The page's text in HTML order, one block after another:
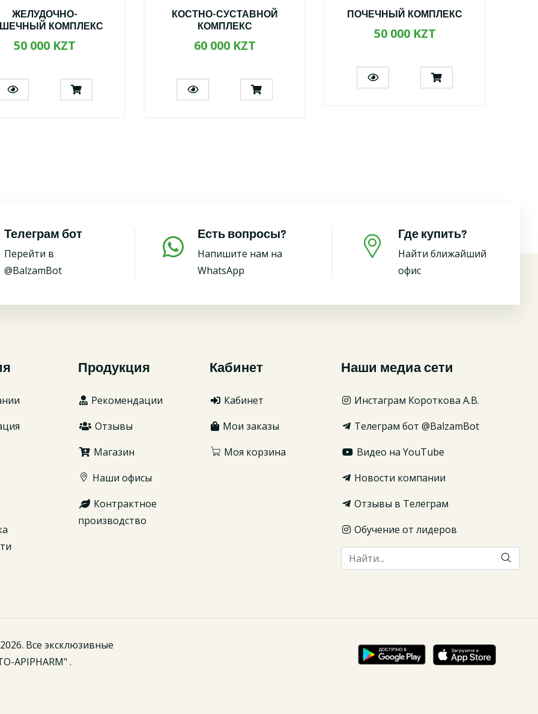
ЖЕЛУДОЧНО-
КОМПЛЕКС
50 000 KZT
КОСТНО-СУСТАВНОЙ
КОМПЛЕКС
60 000 KZT
ПОЧЕЧНЫЙ КОМПЛЕКС
50 000 KZT
Телеграм бот
Перейти в
@BalzamBot
Есть вопросы?
Напишите нам на
WhatsApp
Где купить?
Найти ближайший
офис
Продукция
Рекомендации
Отзывы
Магазин
Наши офисы
Контрактное
производство
Кабинет
Кабинет
Мои заказы
Моя корзина
Наши медиа сети
Инстаграм Короткова А.В.
Телеграм бот @BalzamBot
Видео на YouTube
Новости компании
Отзывы в Телеграм
Обучение от лидеров
Все эксклюзивные
APIPHARM" .